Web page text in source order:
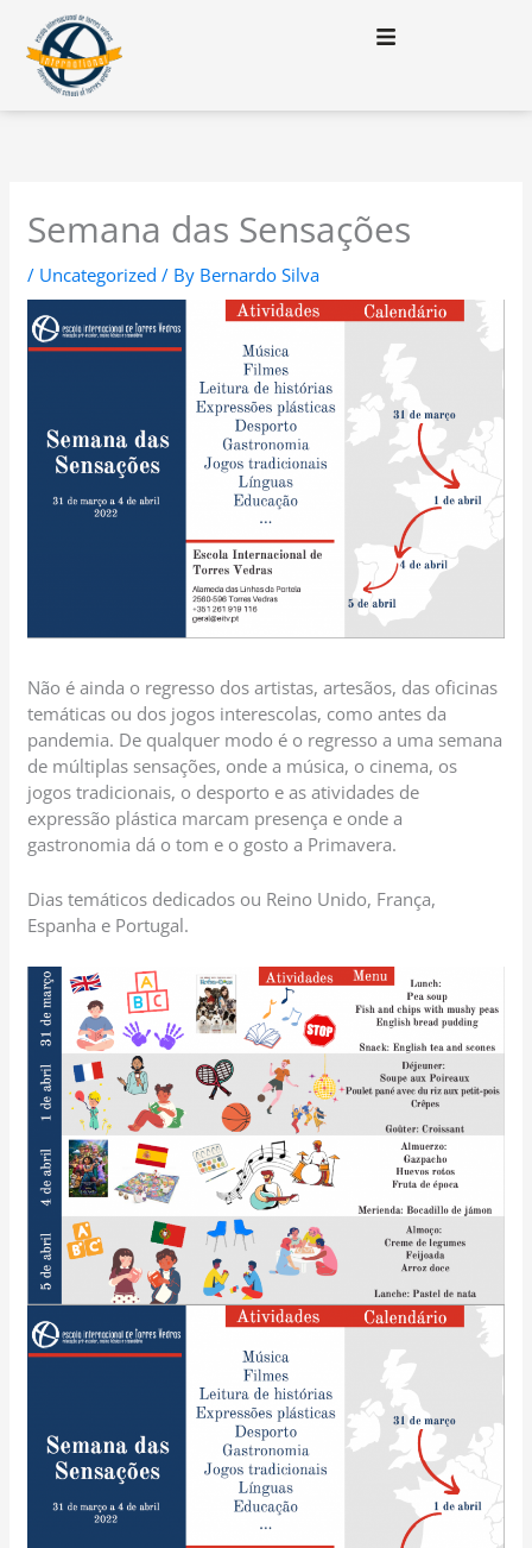
content
Semana das Sensações
/ Uncategorized / By Bernardo Silva
Não é ainda o regresso dos artistas, artesãos, das oficinas
temáticas ou dos jogos interescolas, como antes da
pandemia. De qualquer modo é o regresso a uma semana
de múltiplas sensações, onde a música, o cinema, os
jogos tradicionais, o desporto e as atividades de
expressão plástica marcam presença e onde a
gastronomia dá o tom e o gosto a Primavera.
Dias temáticos dedicados ou Reino Unido, França,
Espanha e Portugal.